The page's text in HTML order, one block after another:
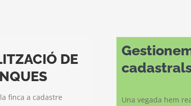
DE
finca a cadastre
sense
cadastral
de finques ens
Una vegada hem